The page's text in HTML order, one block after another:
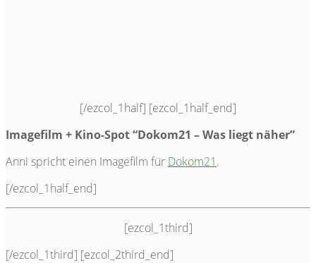
[/ezcol_1half] [ezcol_1half_end]
Imagefilm + Kino-Spot “Dokom21 – Was liegt näher”
Anni spricht einen Imagefilm für Dokom21.
[/ezcol_1half_end]
[ezcol_1third]
[/ezcol_1third] [ezcol_2third_end]